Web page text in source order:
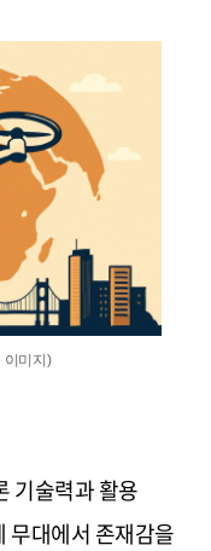
이미지)
기술력과 활용
무대에서 존재감을